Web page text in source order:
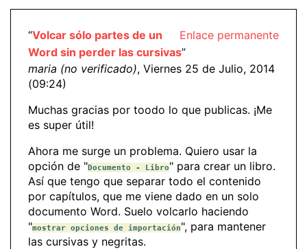
Enlace permanente
“Volcar sólo partes de un
Word sin perder las cursivas”
maria (no verificado), Viernes 25 de Julio, 2014
(09:24)
Muchas gracias por toodo lo que publicas. ¡Me
es super útil!
Ahora me surge un problema. Quiero usar la
opción de "Documento - Libro" para crear un libro.
Así que tengo que separar todo el contenido
por capítulos, que me viene dado en un solo
documento Word. Suelo volcarlo haciendo
"mostrar opciones de importación", para mantener
las cursivas y negritas.